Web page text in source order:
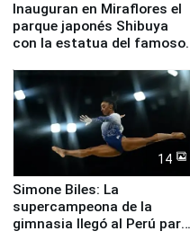
Inauguran en Miraflores el
parque japonés Shibuya
con la estatua del famoso
14
Simone Biles: La
supercampeona de la
gimnasia llegó al Perú para